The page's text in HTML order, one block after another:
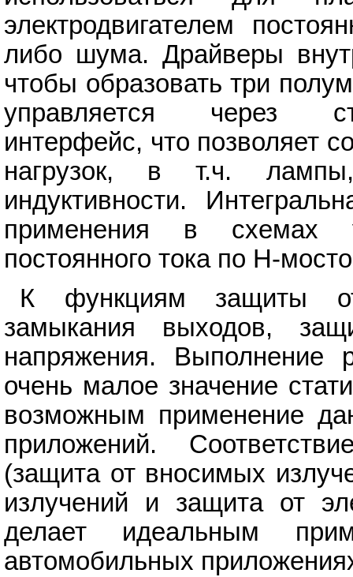
электродвигателем
либо шума. Драйверы
чтобы образовать три
управляется через
интерфейс, что позволяет
нагрузок, в т.ч.
индуктивности.
применения в схемах
постоянного тока по H-
К функциям защиты
замыкания выходов,
напряжения. Выполнение
очень малое значение
возможным применение
приложений.
(защита от вносимых
излучений и защита от
делает идеальным
автомобильных